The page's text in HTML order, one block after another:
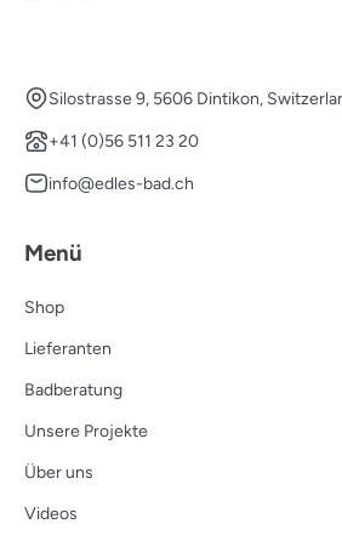
Silostrasse 9, 5606 Dintikon,
+41 (0)56 511 23 20
info@edles-bad.ch
Menü
Shop
Lieferanten
Badberatung
Unsere Projekte
Über uns
Videos